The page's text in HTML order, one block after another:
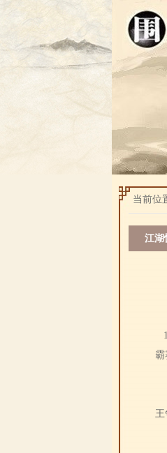
当前位
江湖
霸